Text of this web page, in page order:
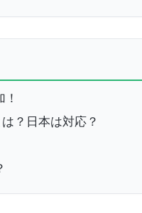
？日本は対応？